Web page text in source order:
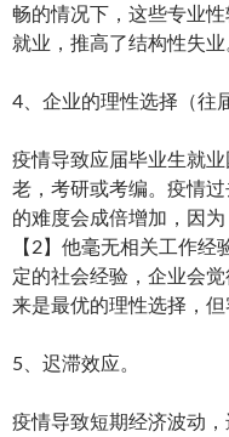
畅的情况下，这些专业
就业，推高了结构性失业
4、企业的理性选择（往
疫情导致应届毕业生就
老，考研或考编。疫情
的难度会成倍增加，因
【2】他毫无相关工作
定的社会经验，企业会
来是最优的理性选择，但
5、迟滞效应。
疫情导致短期经济波动